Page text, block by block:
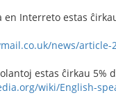
en Interreto estas
news/article-
estas ĉirkau 5%
wiki/English-